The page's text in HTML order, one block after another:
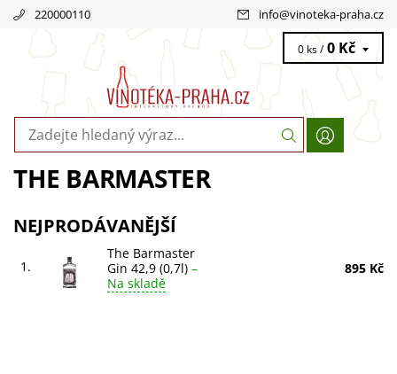
220000110 info@vinoteka-praha.cz
0 ks / 0 Kč
THE BARMASTER
NEJPRODÁVANĚJŠÍ
1.
The Barmaster
Gin 42,9 (0,7l) –
Na skladě
895 Kč